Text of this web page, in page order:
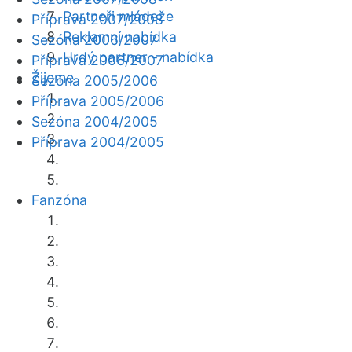
Partneři mládeže
Reklamní nabídka
Hrdý partner - nabídka
Žijeme
Fanzóna
Příprava 2007/2008
Sezóna 2006/2007
Příprava 2006/2007
Sezóna 2005/2006
Příprava 2005/2006
Sezóna 2004/2005
Příprava 2004/2005